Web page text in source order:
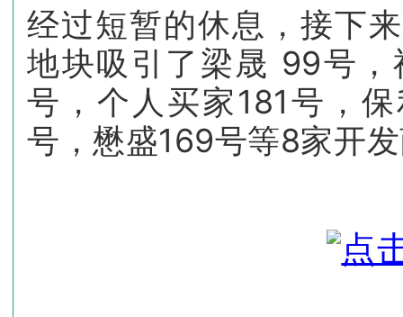
经过短暂的休息，接下
地块吸引了梁晟 99号
号，个人买家181号，
号，懋盛169号等8家开